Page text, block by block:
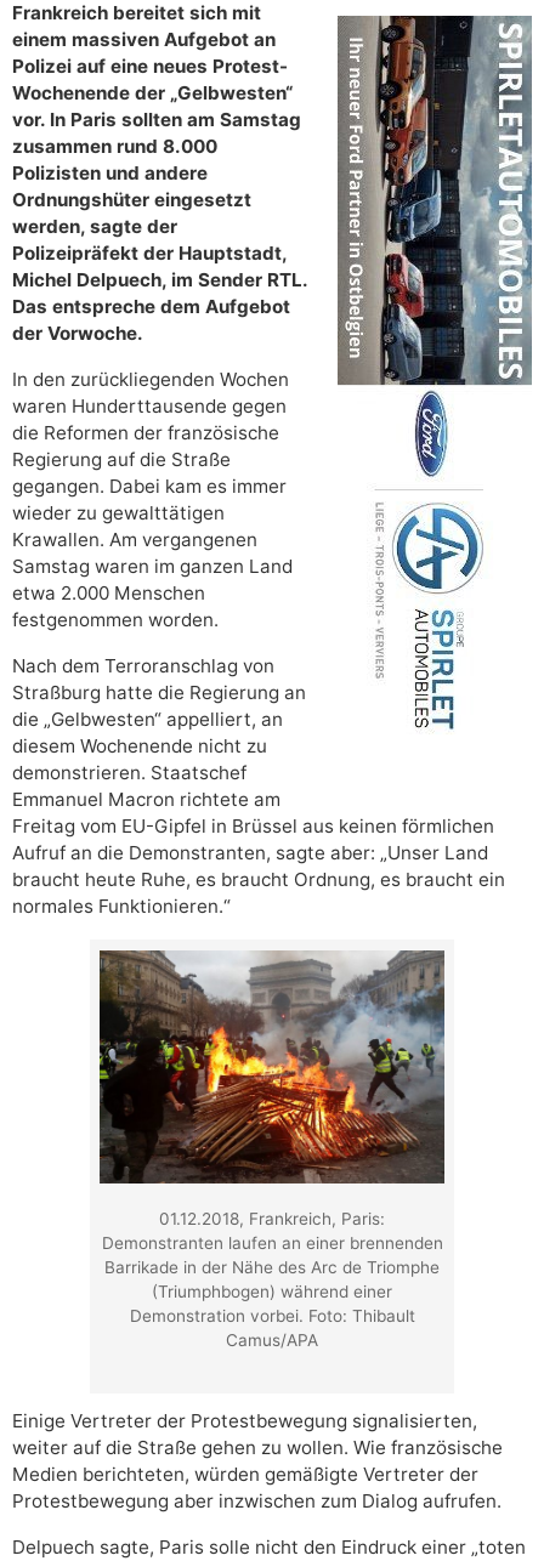
Frankreich bereitet sich mit
einem massiven Aufgebot an
Polizei auf eine neues Protest-
Wochenende der „Gelbwesten“
vor. In Paris sollten am Samstag
zusammen rund 8.000
Polizisten und andere
Ordnungshüter eingesetzt
werden, sagte der
Polizeipräfekt der Hauptstadt,
Michel Delpuech, im Sender RTL.
Das entspreche dem Aufgebot
der Vorwoche.
In den zurückliegenden Wochen
waren Hunderttausende gegen
die Reformen der französische
Regierung auf die Straße
gegangen. Dabei kam es immer
wieder zu gewalttätigen
Krawallen. Am vergangenen
Samstag waren im ganzen Land
etwa 2.000 Menschen
festgenommen worden.
Nach dem Terroranschlag von
Straßburg hatte die Regierung an
die „Gelbwesten“ appelliert, an
diesem Wochenende nicht zu
demonstrieren. Staatschef
Emmanuel Macron richtete am
Freitag vom EU-Gipfel in Brüssel aus keinen förmlichen
Aufruf an die Demonstranten, sagte aber: „Unser Land
braucht heute Ruhe, es braucht Ordnung, es braucht ein
normales Funktionieren.“
01.12.2018, Frankreich, Paris:
Demonstranten laufen an einer brennenden
Barrikade in der Nähe des Arc de Triomphe
(Triumphbogen) während einer
Demonstration vorbei. Foto: Thibault
Camus/APA
Einige Vertreter der Protestbewegung signalisierten,
weiter auf die Straße gehen zu wollen. Wie französische
Medien berichteten, würden gemäßigte Vertreter der
Protestbewegung aber inzwischen zum Dialog aufrufen.
Delpuech sagte, Paris solle nicht den Eindruck einer „toten